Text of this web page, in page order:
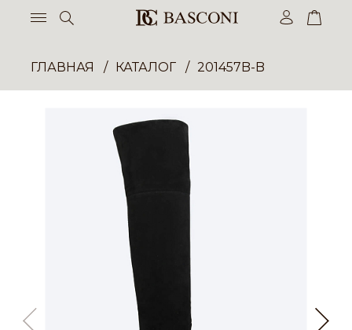
ГЛАВНАЯ КАТАЛОГ 201457B-B